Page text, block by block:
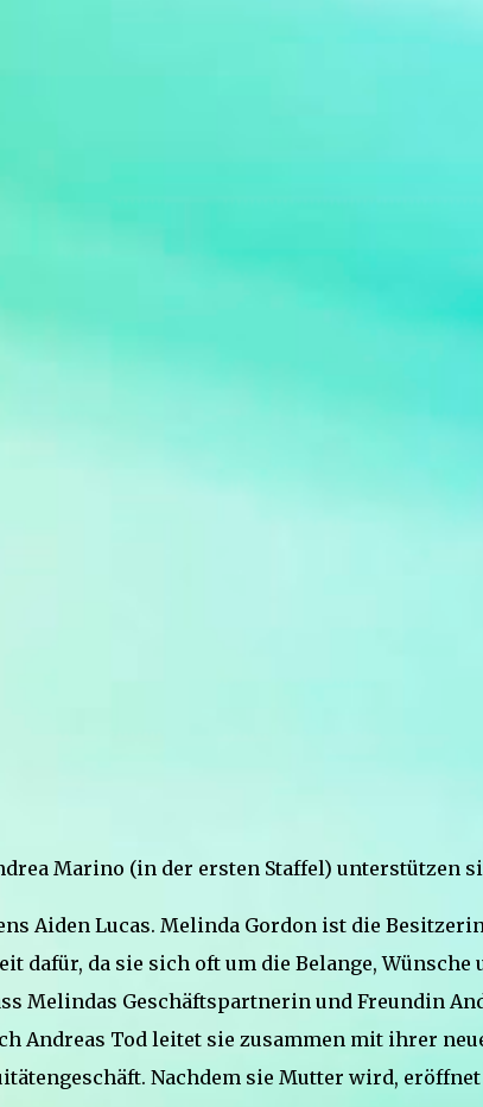
Marino (in der ersten Staffel) unterstützen
Aiden Lucas. Melinda Gordon ist die
dafür, da sie sich oft um die Belange, Wünsche
Melindas Geschäftspartnerin und Freundin
Andreas Tod leitet sie zusammen mit ihrer
Nachdem sie Mutter wird, eröffnet